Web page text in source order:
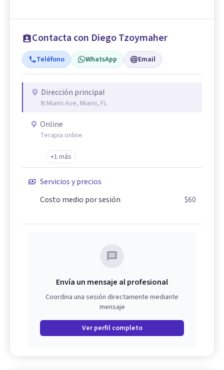
Contacta con Diego Tzoymaher
Teléfono WhatsApp Email
Dirección principal
N Miami Ave, Miami, FL
Online
Terapia online
+1 más
Servicios y precios
Costo medio por sesión
$60
Envía un mensaje al profesional
Coordina una sesión directamente mediante
mensaje
Ver perfil completo